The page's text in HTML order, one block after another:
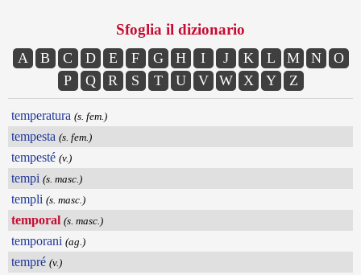
Sfoglia il dizionario
A B C D E F G H I J K L M N
O
P
Q R S T U V W X Y Z
temperatura (s. fem.)
tempesta (s. fem.)
tempesté (v.)
tempi (s. masc.)
templi (s. masc.)
temporal (s. masc.)
temporani (ag.)
tempré (v.)